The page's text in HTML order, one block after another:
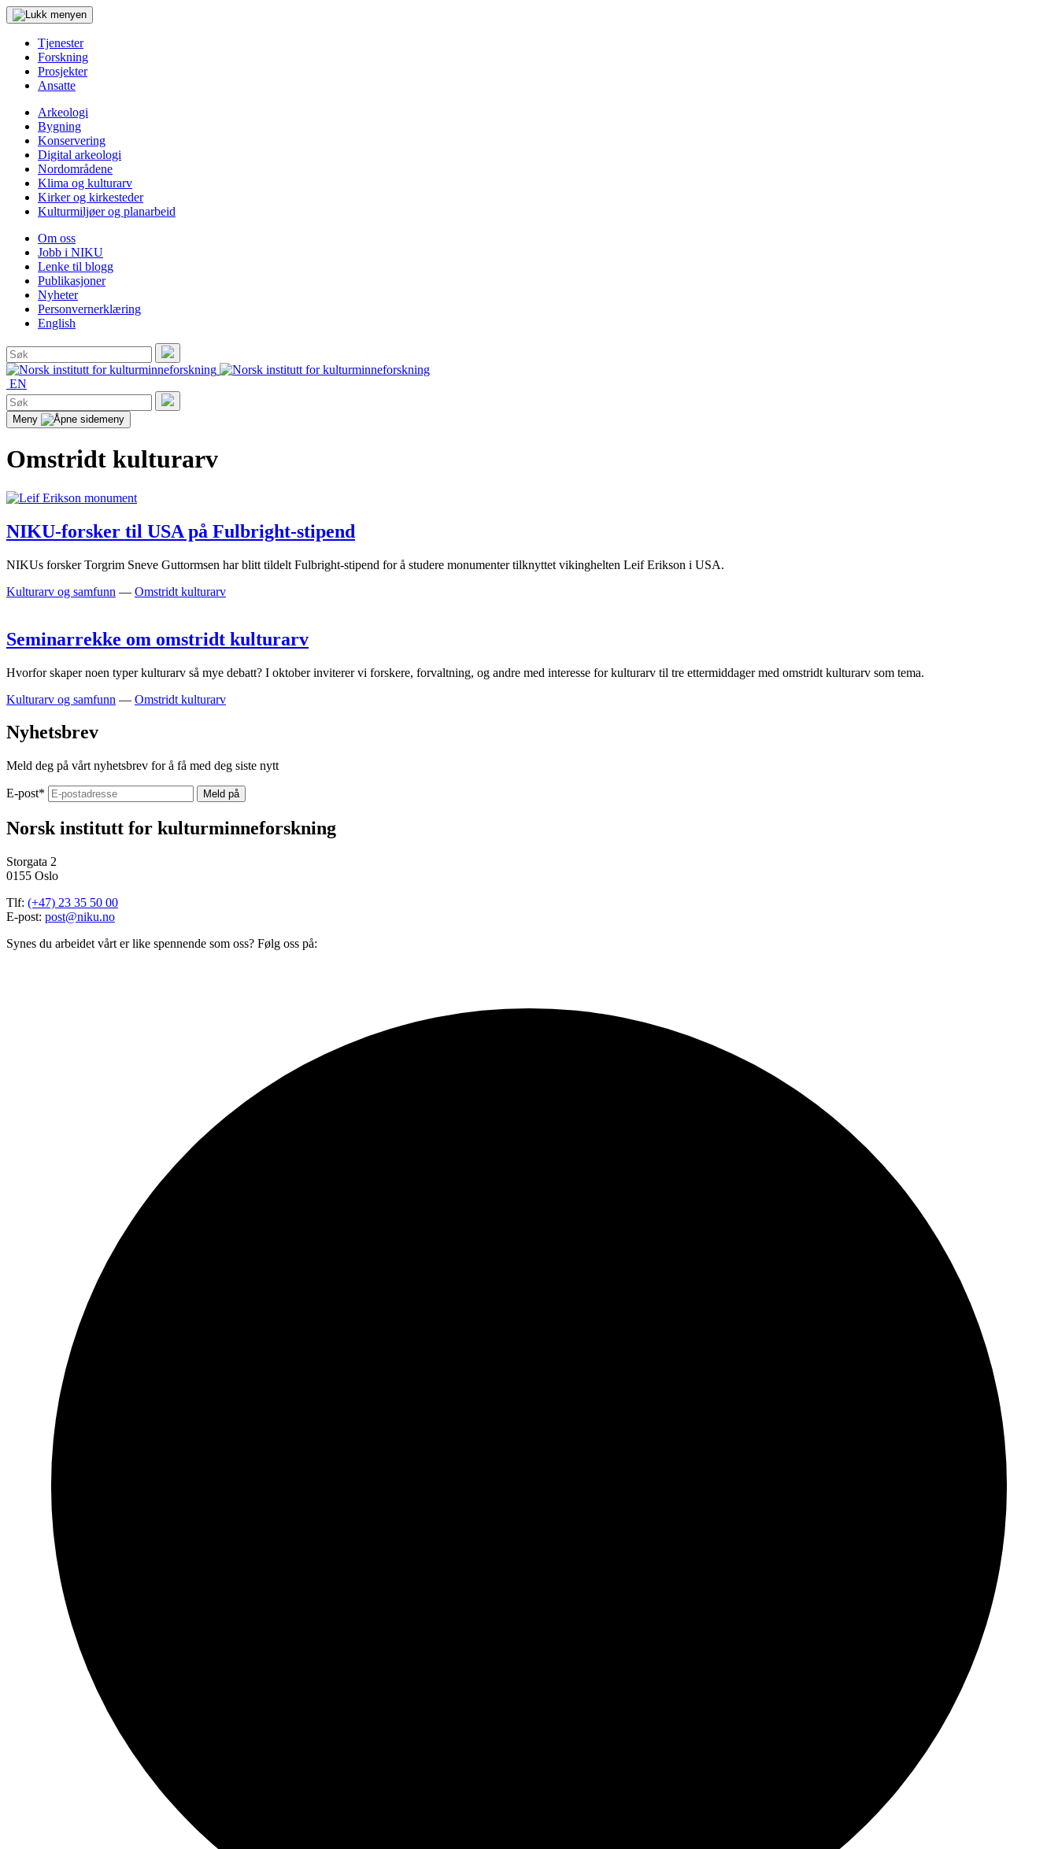
Tjenester
Forskning
Prosjekter
Ansatte
Arkeologi
Bygning
Konservering
Digital arkeologi
Nordområdene
Klima og kulturarv
Kirker og kirkesteder
Kulturmiljøer og planarbeid
Om oss
Jobb i NIKU
Lenke til blogg
Publikasjoner
Nyheter
Personvernerklæring
English
Søk
etter:
Søk
EN
Søk
etter:
Søk
Meny
Omstridt kulturarv
NIKU-forsker til USA på Fulbright-stipend
NIKUs forsker Torgrim Sneve Guttormsen har blitt tildelt Fulbright-stipend for å studere monumenter tilknyttet vikinghelten Leif Erikson i USA.
Kulturarv og samfunn — Omstridt kulturarv
Seminarrekke om omstridt kulturarv
Hvorfor skaper noen typer kulturarv så mye debatt? I oktober inviterer vi forskere, forvaltning, og andre med interesse for kulturarv til tre ettermiddager med omstridt kulturarv som tema.
Kulturarv og samfunn — Omstridt kulturarv
Nyhetsbrev
Meld deg på vårt nyhetsbrev for å få med deg siste nytt
E-post*
Norsk institutt for kulturminneforskning
Storgata 2
0155 Oslo
Tlf: (+47) 23 35 50 00
E-post: post@niku.no
Synes du arbeidet vårt er like spennende som oss? Følg oss på: